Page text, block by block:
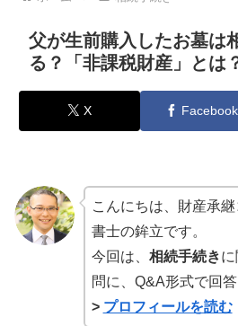
父が生前購入したお墓は
る？「非課税財産」とは
X Facebook
こんにちは、財産承
書士の鉾立です。
今回は、 相続手続き
問に、Q&A形式で回答
> プロフィールを読む